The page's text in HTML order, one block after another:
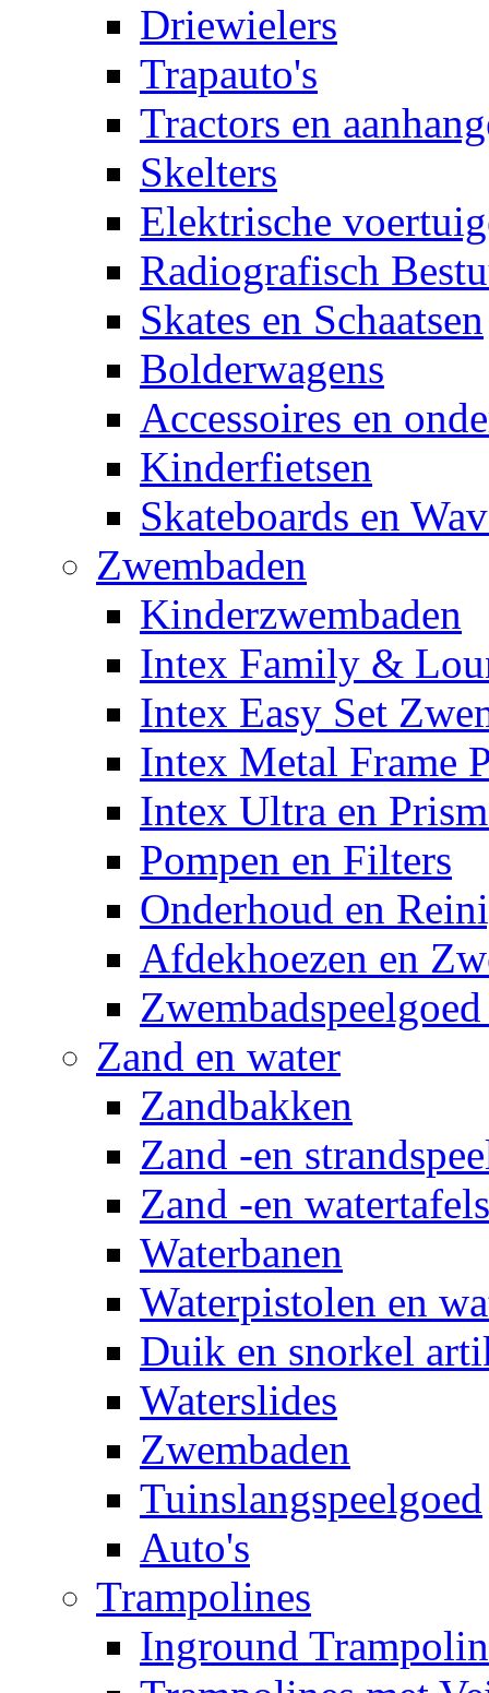
Driewielers
Trapauto's
Tractors en
Skelters
Elektrische
Radiografisch
Skates en Schaatsen
Bolderwagens
Accessoires en
Kinderfietsen
Skateboards en
Zwembaden
Kinderzwembaden
Intex Family &
Intex Easy Set
Intex Metal Frame
Intex Ultra en
Pompen en Filters
Onderhoud en
Afdekhoezen en
Zand en water
Zandbakken
Zand -en
Zand -en watertafels
Waterbanen
Waterpistolen en
Duik en snorkel
Waterslides
Zwembaden
Tuinslangspeelgoed
Auto's
Trampolines
Inground